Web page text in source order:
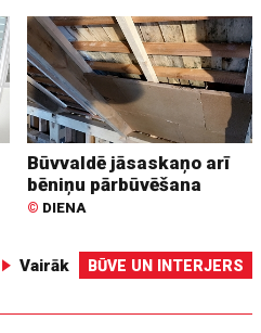
Būvvaldē jāsaskaņo arī
bēniņu pārbūvēšana
© DIENA
Vairāk BŪVE UN INTERJERS